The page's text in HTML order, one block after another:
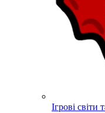
Ігрові світи